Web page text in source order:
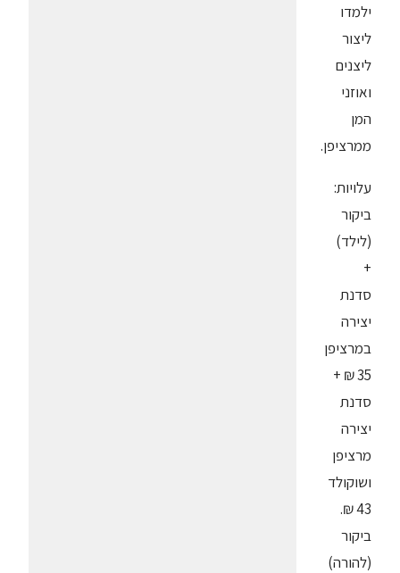
ילמדו
ליצור
ליצנים
ואוזני
המן
ממרציפן.
עלויות:
ביקור
(לילד)
+
סדנת
יצירה
במרציפן
35 ₪ +
סדנת
יצירה
מרציפן
ושוקולד
43 ₪.
ביקור
(להורה)